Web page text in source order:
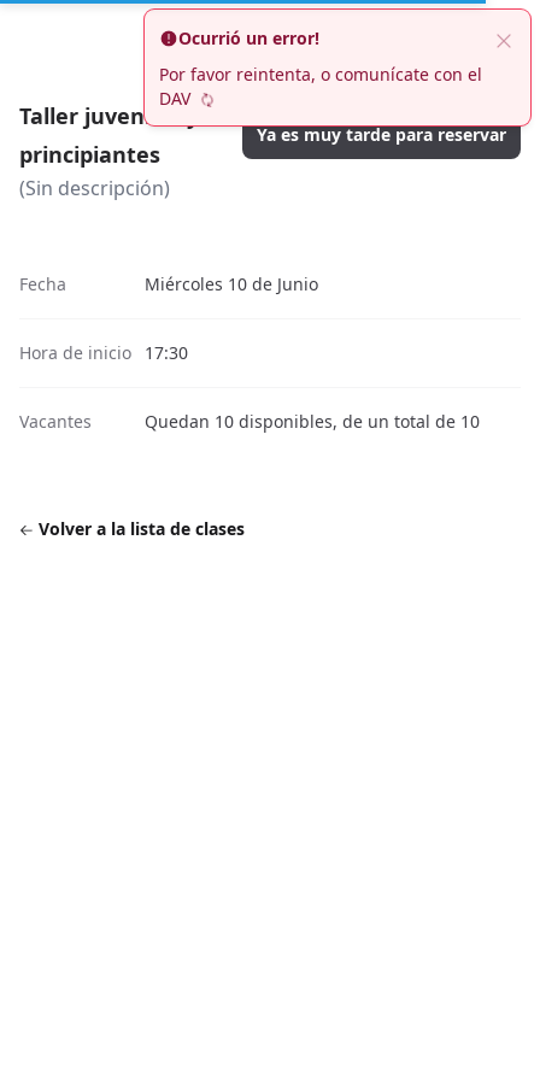
Ocurrió un error!
Por favor reintenta, o comunícate con el
DAV
Taller juveniles y
principiantes
Ya es muy tarde para reservar
(Sin descripción)
Fecha Miércoles 10 de Junio
Hora de inicio 17:30
Vacantes Quedan 10 disponibles, de un total de 10
Volver a la lista de clases